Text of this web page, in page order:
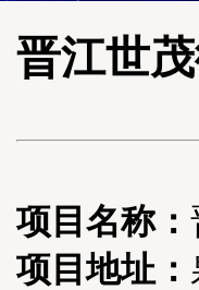
晋江世
项目名称：
项目地址：